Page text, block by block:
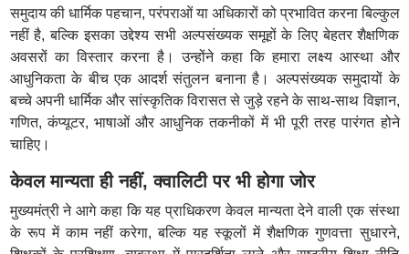
समुदाय की धार्मिक पहचान, परंपराओं या अधिकारों को प्रभावित करना बिल्कुल
नहीं है, बल्कि इसका उद्देश्य सभी अल्पसंख्यक समूहों के लिए बेहतर शैक्षणिक
अवसरों का विस्तार करना है। उन्होंने कहा कि हमारा लक्ष्य आस्था और
आधुनिकता के बीच एक आदर्श संतुलन बनाना है। अल्पसंख्यक समुदायों के
बच्चे अपनी धार्मिक और सांस्कृतिक विरासत से जुड़े रहने के साथ-साथ विज्ञान,
गणित, कंप्यूटर, भाषाओं और आधुनिक तकनीकों में भी पूरी तरह पारंगत होने
चाहिए।
केवल मान्यता ही नहीं, क्वालिटी पर भी होगा जोर
मुख्यमंत्री ने आगे कहा कि यह प्राधिकरण केवल मान्यता देने वाली एक संस्था
के रूप में काम नहीं करेगा, बल्कि यह स्कूलों में शैक्षणिक गुणवत्ता सुधारने,